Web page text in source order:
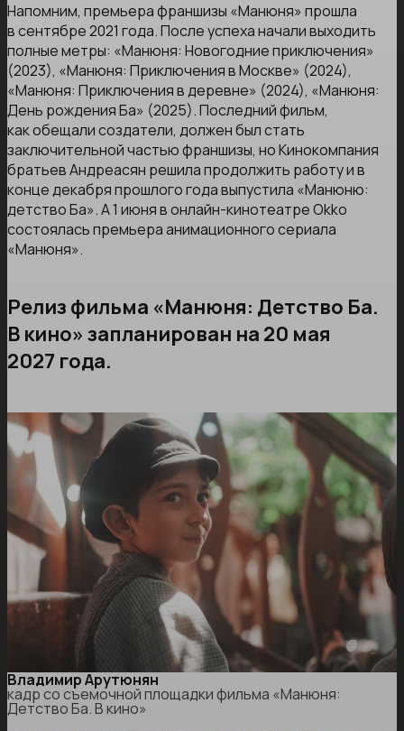
Напомним, премьера франшизы «Манюня» прошла
в сентябре 2021 года. После успеха начали выходить
полные метры: «Манюня: Новогодние приключения»
(2023), «Манюня: Приключения в Москве» (2024),
«Манюня: Приключения в деревне» (2024), «Манюня:
День рождения Ба» (2025). Последний фильм,
как обещали создатели, должен был стать
заключительной частью франшизы, но Кинокомпания
братьев Андреасян решила продолжить работу и в
конце декабря прошлого года выпустила «Манюню:
детство Ба». А 1 июня в онлайн-кинотеатре Okko
состоялась премьера анимационного сериала
«Манюня».
Релиз фильма «Манюня: Детство Ба.
В кино» запланирован на 20 мая
2027 года.
Владимир Арутюнян
кадр со съемочной площадки фильма «Манюня:
Детство Ба. В кино»